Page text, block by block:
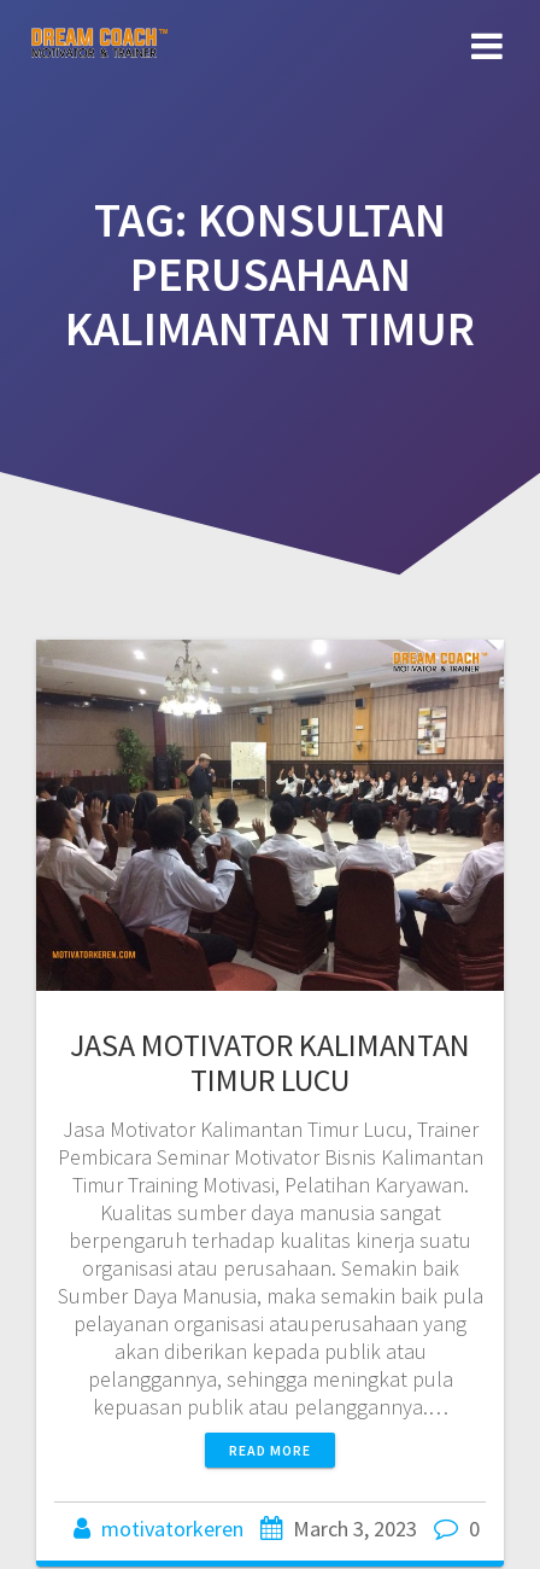
TAG: KONSULTAN
PERUSAHAAN
KALIMANTAN TIMUR
JASA MOTIVATOR KALIMANTAN
TIMUR LUCU
Jasa Motivator Kalimantan Timur Lucu, Trainer
Pembicara Seminar Motivator Bisnis Kalimantan
Timur Training Motivasi, Pelatihan Karyawan.
Kualitas sumber daya manusia sangat
berpengaruh terhadap kualitas kinerja suatu
organisasi atau perusahaan. Semakin baik
Sumber Daya Manusia, maka semakin baik pula
pelayanan organisasi atauperusahaan yang
akan diberikan kepada publik atau
pelanggannya, sehingga meningkat pula
kepuasan publik atau pelanggannya.…
READ MORE
motivatorkeren March 3, 2023 0